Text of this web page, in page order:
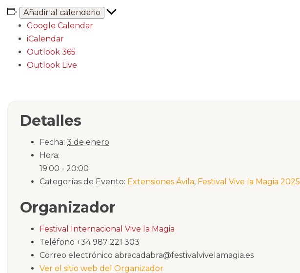
Añadir al calendario
Google Calendar
iCalendar
Outlook 365
Outlook Live
Detalles
Fecha: 3 de enero
Hora:
19:00 - 20:00
Categorías de Evento: Extensiones Ávila, Festival Vive la Magia 2025
Organizador
Festival Internacional Vive la Magia
Teléfono +34 987 221 303
Correo electrónico abracadabra@festivalvivelamagia.es
Ver el sitio web del Organizador